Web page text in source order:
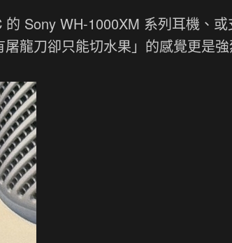
Sony WH-1000XM 系列耳機、
龍刀卻只能切水果」的感覺更是強